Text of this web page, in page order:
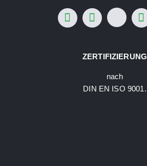
ZERTIFIZIERUNG
nach
DIN EN ISO 9001.